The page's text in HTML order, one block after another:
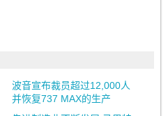
波音宣布裁员超过12,000人
并恢复737 MAX的生产